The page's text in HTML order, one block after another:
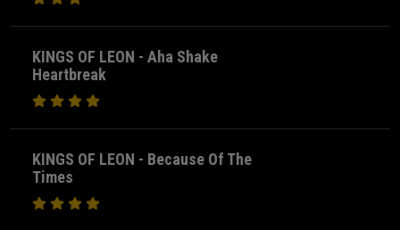
KINGS OF LEON - Aha Shake
Heartbreak
KINGS OF LEON - Because Of The
Times